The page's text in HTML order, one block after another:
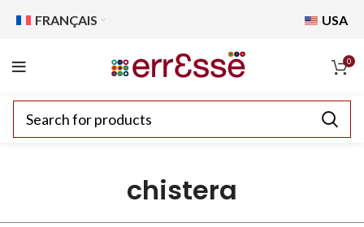
FRANÇAIS USA
0
chistera